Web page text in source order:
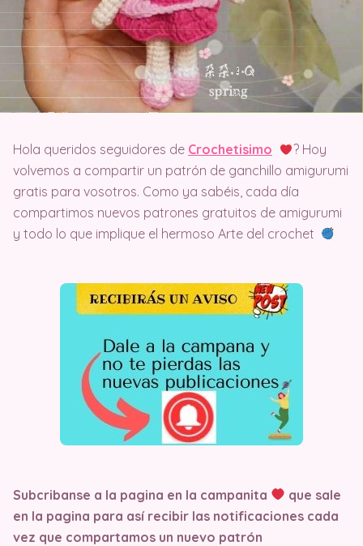
Hola queridos seguidores de Crochetisimo
? Hoy
volvemos a compartir un patrón de ganchillo amigurumi
gratis para vosotros. Como ya sabéis, cada día
compartimos nuevos patrones gratuitos de amigurumi
y todo lo que implique el hermoso Arte del crochet
Subcribanse a la pagina en la campanita
que sale
en la pagina para así recibir las notificaciones cada
vez que compartamos un nuevo patrón